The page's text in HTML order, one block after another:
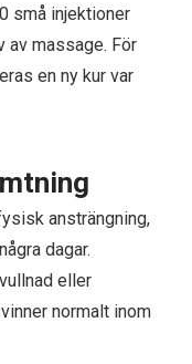
små injektioner
av massage. För
en ny kur var
ansträngning,
dagar.
eller
normalt inom